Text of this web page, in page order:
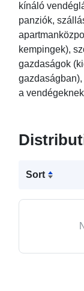
kínáló
panziók,
kempingek),
gazdaságok
a
Sort